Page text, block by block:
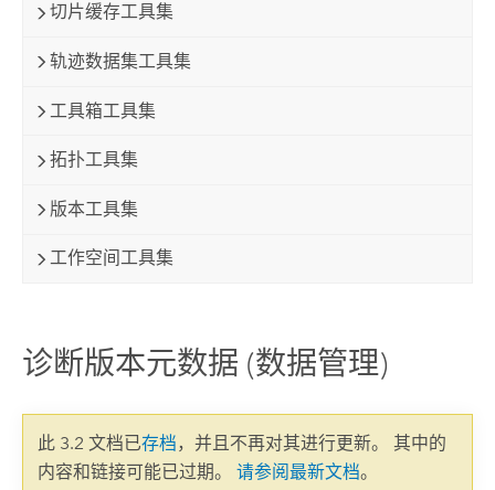
切片缓存工具集
轨迹数据集工具集
工具箱工具集
拓扑工具集
版本工具集
工作空间工具集
诊断版本元数据 (数据管理)
此 3.2 文档已存档，并且不再对其进行更新。 其中的
内容和链接可能已过期。 请参阅最新文档。